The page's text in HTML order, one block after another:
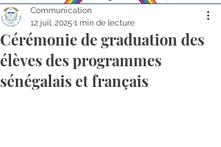
Cérémonie de graduation des
élèves des programmes
sénégalais et français
Communication
12 juil. 2025 1 min de lecture